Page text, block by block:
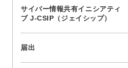
サイバー情報共有イニシアティ
ブ J-CSIP（ジェイシップ）
届出